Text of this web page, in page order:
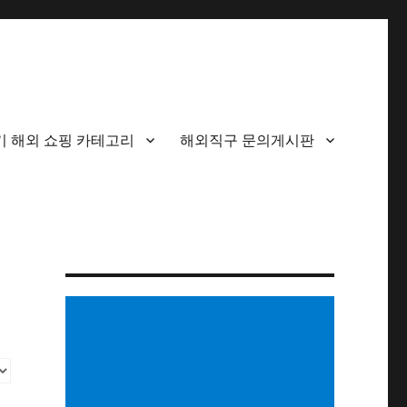
해외 쇼핑 카테고리 해외직구 문의게시판